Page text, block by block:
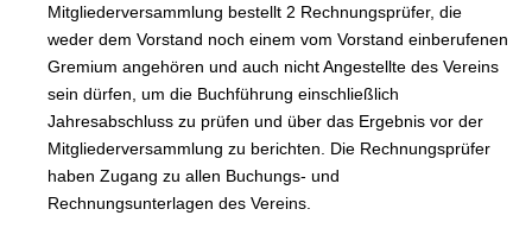
Mitgliederversammlung bestellt 2 Rechnungsprüfer, die
weder dem Vorstand noch einem vom Vorstand einberufenen
Gremium angehören und auch nicht Angestellte des Vereins
sein dürfen, um die Buchführung einschließlich
Jahresabschluss zu prüfen und über das Ergebnis vor der
Mitgliederversammlung zu berichten. Die Rechnungsprüfer
haben Zugang zu allen Buchungs- und
Rechnungsunterlagen des Vereins.